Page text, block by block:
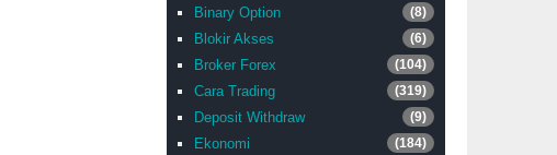
Binary Option (8)
Blokir Akses (6)
Broker Forex (104)
Cara Trading (319)
Deposit Withdraw (9)
Ekonomi (184)